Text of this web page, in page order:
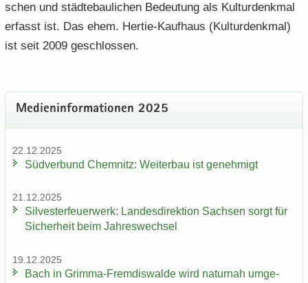
schen und städ­te­bau­li­chen Be­deu­tung als Kul­tur­denk­mal
er­fasst ist. Das ehem. Hertie-​Kaufhaus (Kul­tur­denk­mal)
ist seit 2009 ge­schlos­sen.
Me­di­en­in­for­ma­tio­nen 2025
22.12.2025
Süd­ver­bund Chem­nitz: Wei­ter­bau ist ge­neh­migt
21.12.2025
Sil­ves­ter­feu­er­werk: Lan­des­di­rek­ti­on Sach­sen sorgt für
Si­cher­heit beim Jah­res­wech­sel
19.12.2025
Bach in Grimma-​Fremdiswalde wird na­tur­nah um­ge­